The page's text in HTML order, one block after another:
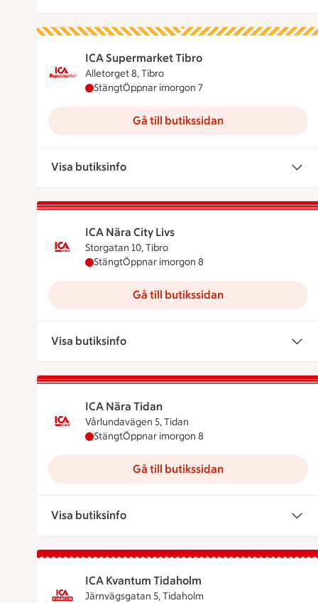
ICA Supermarket Tibro
Alletorget 8, Tibro
ICA Supermarket Tibro har stängt idag,
StängtÖppnar imorgon 7
Gå till butikssidan
Visa butiksinfo
ICA Nära City Livs
Storgatan 10, Tibro
ICA Nära City Livs har stängt idag, öppnar
StängtÖppnar imorgon 8
Gå till butikssidan
Visa butiksinfo
ICA Nära Tidan
Vårlundavägen 5, Tidan
ICA Nära Tidan har stängt idag, öppnar
StängtÖppnar imorgon 8
Gå till butikssidan
Visa butiksinfo
ICA Kvantum Tidaholm
Järnvägsgatan 5, Tidaholm